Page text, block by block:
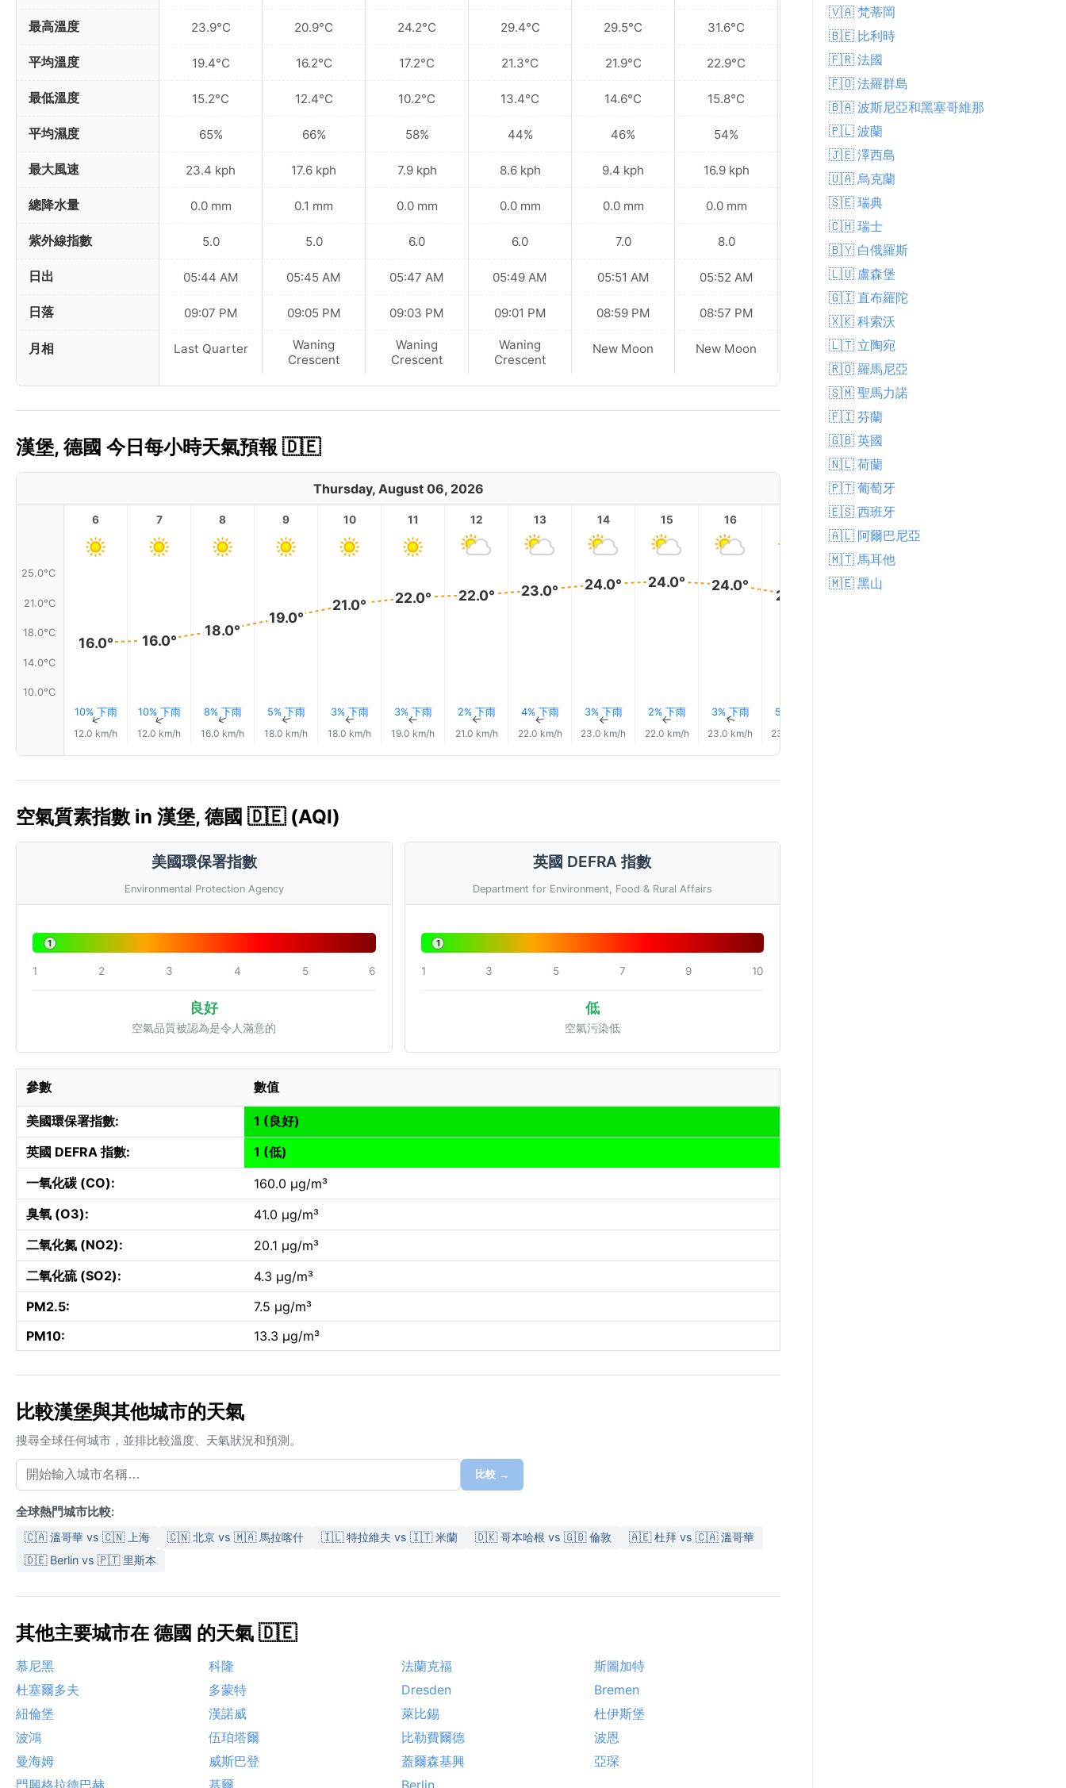
最高溫度
平均溫度
最低溫度
平均濕度
最大風速
總降水量
紫外線指數
日出
日落
月相
23.9°C
19.4°C
15.2°C
65%
23.4 kph
0.0 mm
5.0
05:44 AM
09:07 PM
Last Quarter
20.9°C
16.2°C
12.4°C
66%
17.6 kph
0.1 mm
5.0
05:45 AM
09:05 PM
Waning
Crescent
24.2°C
17.2°C
10.2°C
58%
7.9 kph
0.0 mm
6.0
05:47 AM
09:03 PM
Waning
Crescent
29.4°C
21.3°C
13.4°C
44%
8.6 kph
0.0 mm
6.0
05:49 AM
09:01 PM
Waning
Crescent
29.5°C
21.9°C
14.6°C
46%
9.4 kph
0.0 mm
7.0
05:51 AM
08:59 PM
New Moon
31.6°C
22.9°C
15.8°C
54%
16.9 kph
0.0 mm
8.0
05:52 AM
08:57 PM
New Moon
33.0°C
24.3°C
18.5°C
46%
16.2 kph
0.0 mm
8.0
05:54 AM
08:55 PM
New Moon
漢堡, 德國 今日每小時天氣預報 🇩🇪
Thursday, August 06, 2026
25.0°C
21.0°C
18.0°C
14.0°C
10.0°C
6
16.0°
10% 下雨
↑
12.0 km/h
7
16.0°
10% 下雨
↑
12.0 km/h
8
18.0°
8% 下雨
↑
16.0 km/h
9
19.0°
5% 下雨
↑
18.0 km/h
10
21.0°
3% 下雨
↑
18.0 km/h
11
22.0°
3% 下雨
↑
19.0 km/h
12
22.0°
2% 下雨
↑
21.0 km/h
13
23.0°
4% 下雨
↑
22.0 km/h
14
24.0°
3% 下雨
↑
23.0 km/h
15
24.0°
2% 下雨
↑
22.0 km/h
16
24.0°
3% 下雨
↑
23.0 km/h
22.0°
5% 下雨
23.0 km/h
18
空氣質素指數 in 漢堡, 德國 🇩🇪 (AQI)
美國環保署指數
Environmental Protection Agency
1
1 2 3 4 5 6
良好
空氣品質被認為是令人滿意的
英國 DEFRA 指數
Department for Environment, Food & Rural Affairs
1
1 3 5 7 9 10
低
空氣污染低
參數 數值
美國環保署指數:
1 (良好)
英國 DEFRA 指數:
1 (低)
一氧化碳 (CO):
160.0 µg/m³
臭氧 (O3):
41.0 µg/m³
二氧化氮 (NO2):
20.1 µg/m³
二氧化硫 (SO2):
4.3 µg/m³
PM2.5:
7.5 µg/m³
PM10:
13.3 µg/m³
比較漢堡與其他城市的天氣
搜尋全球任何城市，並排比較溫度、天氣狀況和預測。
比較 →
全球熱門城市比較:
🇨🇦 溫哥華 vs 🇨🇳 上海 🇨🇳 北京 vs 🇲🇦 馬拉喀什 🇮🇱 特拉維夫 vs 🇮🇹 米蘭 🇩🇰 哥本哈根 vs 🇬🇧 倫敦
🇦🇪 杜拜 vs 🇨🇦 溫哥華
🇩🇪 Berlin vs 🇵🇹 里斯本
其他主要城市在 德國 的天氣 🇩🇪
慕尼黑 科隆 法蘭克福
斯圖加特
杜塞爾多夫
多蒙特 Dresden
Bremen
紐倫堡
漢諾威 萊比錫
杜伊斯堡
波鴻
伍珀塔爾 比勒費爾德
波恩
曼海姆
威斯巴登 蓋爾森基興
亞琛
🇻🇦 梵蒂岡
🇧🇪 比利時
🇫🇷 法國
🇫🇴 法羅群島
🇧🇦 波斯尼亞和黑塞哥維那
🇵🇱 波蘭
🇯🇪 澤西島
🇺🇦 烏克蘭
🇸🇪 瑞典
🇨🇭 瑞士
🇧🇾 白俄羅斯
🇱🇺 盧森堡
🇬🇮 直布羅陀
🇽🇰 科索沃
🇱🇹 立陶宛
🇷🇴 羅馬尼亞
🇸🇲 聖馬力諾
🇫🇮 芬蘭
🇬🇧 英國
🇳🇱 荷蘭
🇵🇹 葡萄牙
🇪🇸 西班牙
🇦🇱 阿爾巴尼亞
🇲🇹 馬耳他
🇲🇪 黑山